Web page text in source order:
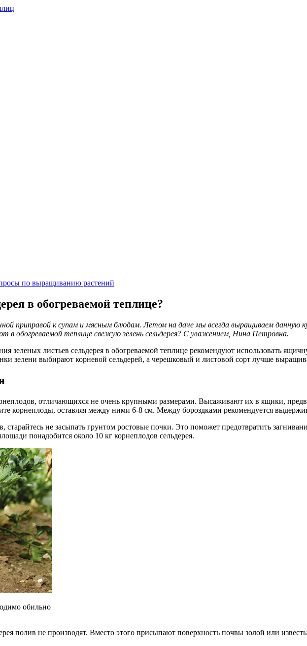
по выращиванию растений
в обогреваемой теплице?
приправой к супам и мясным блюдам. Летом на даче мы всегда выращиваем данную
в обогреваемой теплице свежую зелень сельдерея? С уважением, Нина Петровна.
зеленых листьев сельдерея в обогреваемой теплице рекомендуют использовать
зелени выбирают корневой сельдерей, а черешковый и листовой сорт лучше
отличающихся не очень крупными размерами. Высаживают их в ящики,
корнеплоды, оставляя между ними 6-8 см. Между бороздками рекомендуется
не засыпать грунтом ростовые почки. Это поможет предотвратить
понадобится около 10 кг корнеплодов сельдерея.
обильно
полив не производят. Вместо этого присыпают поверхность почвы золой или